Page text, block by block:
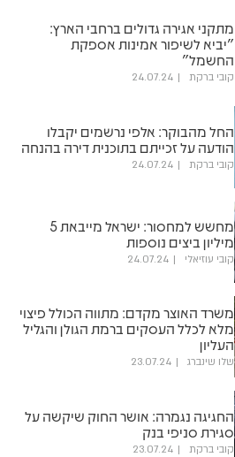
מתקני אגירה גדולים ברחבי הארץ:
"יביא לשיפור אמינות אספקת
החשמל"
קובי ברקת 24.07.24
החל מהבוקר: אלפי נרשמים יקבלו
הודעה על זכייתם בתוכנית דירה בהנחה
קובי ברקת 24.07.24
מחשש למחסור: ישראל מייבאת 5
מיליון ביצים נוספות
קובי עוזיאלי 24.07.24
משרד האוצר מקדם: מתווה הכולל פיצוי
מלא לכלל העסקים ברמת הגולן והגליל
העליון
שלו שינברג 23.07.24
החגיגה נגמרה: אושר החוק שיקשה על
סגירת סניפי בנק
קובי ברקת 23.07.24